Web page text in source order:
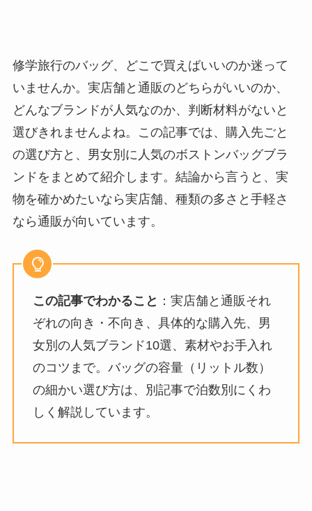
修学旅行のバッグ、どこで買えばいいのか迷って
いませんか。実店舗と通販のどちらがいいのか、
どんなブランドが人気なのか、判断材料がないと
選びきれませんよね。この記事では、購入先ごと
の選び方と、男女別に人気のボストンバッグブラ
ンドをまとめて紹介します。結論から言うと、実
物を確かめたいなら実店舗、種類の多さと手軽さ
なら通販が向いています。
この記事でわかること ：実店舗と通販それ
ぞれの向き・不向き、具体的な購入先、男
女別の人気ブランド10選、素材やお手入れ
のコツまで。バッグの容量（リットル数）
の細かい選び方は、別記事で泊数別にくわ
しく解説しています。